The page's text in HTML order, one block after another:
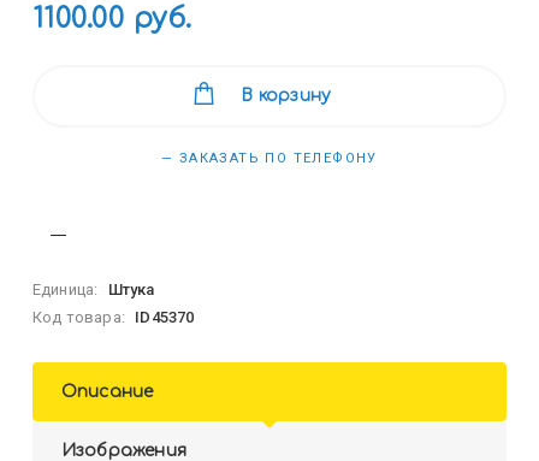
1100.00 руб.
В корзину
— ЗАКАЗАТЬ ПО ТЕЛЕФОНУ
Единица:
Штука
Код товара:
ID45370
Описание
Изображения